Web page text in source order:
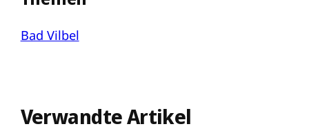
Bad Vilbel
Verwandte Artikel